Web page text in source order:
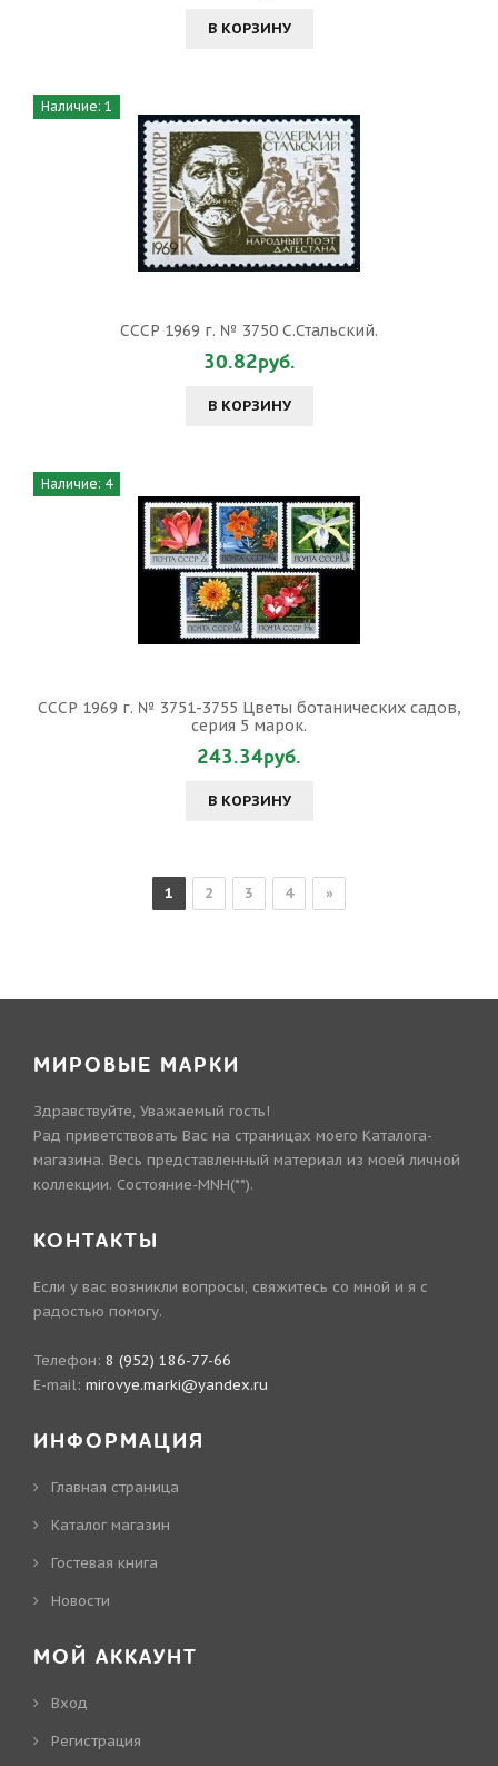
В КОРЗИНУ
Наличие: 1
СССР 1969 г. № 3750 С.Стальский.
30.82руб.
В КОРЗИНУ
Наличие: 4
СССР 1969 г. № 3751-3755 Цветы ботанических садов,
серия 5 марок.
243.34руб.
В КОРЗИНУ
1 2 3 4 »
МИРОВЫЕ МАРКИ
Здравствуйте, Уважаемый гость!
Рад приветствовать Вас на страницах моего Каталога-
магазина. Весь представленный материал из моей личной
коллекции. Состояние-MNH(**).
КОНТАКТЫ
Если у вас возникли вопросы, свяжитесь со мной и я с
радостью помогу.
Телефон: 8 (952) 186-77-66
E-mail: mirovye.marki@yandex.ru
ИНФОРМАЦИЯ
Главная страница
Каталог магазин
Гостевая книга
Новости
МОЙ АККАУНТ
Вход
Регистрация